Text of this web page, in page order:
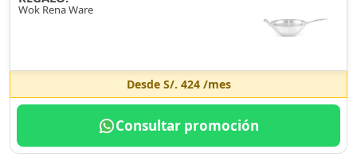
Wok Rena Ware
Desde S/. 424/mes
Consultar promoción